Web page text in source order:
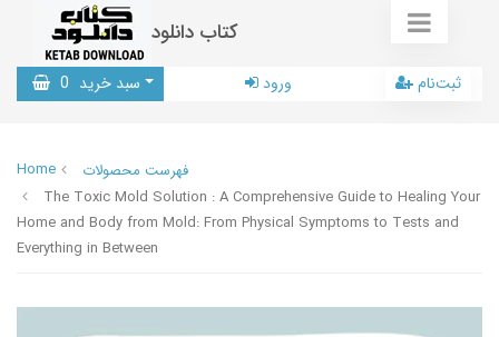
کتاب دانلود
سبد خرید 0 ورود ثبت‌نام
Home
فهرست محصولات
The Toxic Mold Solution : A Comprehensive Guide to Healing Your
Home and Body from Mold: From Physical Symptoms to Tests and
Everything in Between